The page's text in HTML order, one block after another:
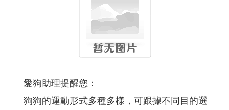
愛狗助理提醒您：
狗狗的運動形式多種多樣，可跟據不同目的選